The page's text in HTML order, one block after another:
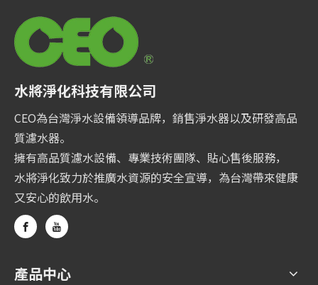
水將淨化科技有限公司
CEO為台灣淨水設備領導品牌，銷售淨水器以及研發高品
質濾水器。
擁有高品質濾水設備、專業技術團隊、貼心售後服務，
水將淨化致力於推廣水資源的安全宣導，為台灣帶來健康
又安心的飲用水。
產品中心